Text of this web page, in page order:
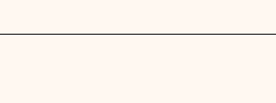
¡por lo que su creación lleva
para solicitar información